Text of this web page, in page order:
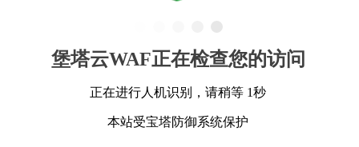
堡塔云WAF正在检查您的访问
正在进行人机识别，请稍等 1秒
本站受宝塔防御系统保护